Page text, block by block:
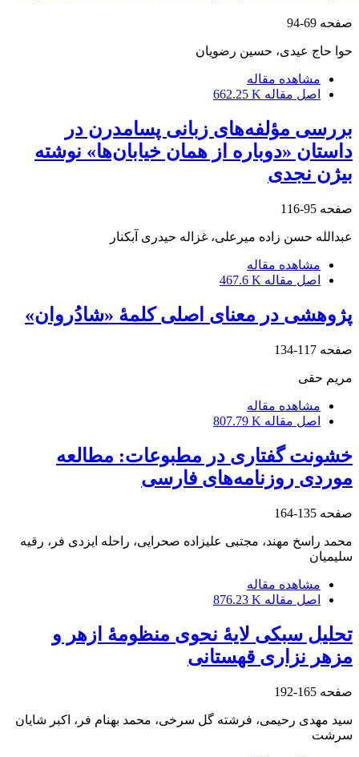
صفحه 69-94
حوا حاج عیدی، حسین رضویان
مشاهده مقاله
اصل مقاله 662.25 K
بررسی مؤلفه‌های زبانی پسامدرن در
داستان «دوباره از همان خیابان‌ها» نوشته
بیژن نجدی
صفحه 95-116
عبدالله حسن زاده میرعلی، غزاله حیدری آبکنار
مشاهده مقاله
اصل مقاله 467.6 K
پژوهشی در معنای اصلی کلمۀ «شادُروان»
صفحه 117-134
مریم حقی
مشاهده مقاله
اصل مقاله 807.79 K
خشونت گفتاری در مطبوعات: مطالعه
موردی روزنامه‌های فارسی
صفحه 135-164
محمد راسخ مهند، مجتبی علیزاده صحرایی، راحله ایزدی فر، رقیه
سلیمیان
مشاهده مقاله
اصل مقاله 876.23 K
تحلیل سبکی لایۀ نحوی منظومۀ ازهر و
مزهر نزاری قهستانی
صفحه 165-192
سید مهدی رحیمی، فرشته گل سرخی، محمد بهنام فر، اکبر شایان
سرشت